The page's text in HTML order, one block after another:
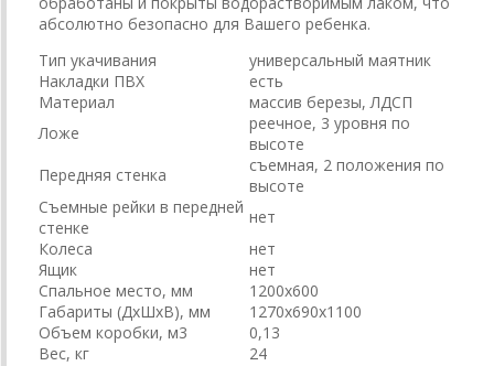
абсолютно безопасно для Вашего ребенка.
Тип укачивания
универсальный маятник
Накладки ПВХ
есть
Материал
массив березы, ЛДСП
Ложе
реечное, 3 уровня по
высоте
Передняя стенка
съемная, 2 положения по
высоте
Съемные рейки в передней
стенке
нет
Колеса
нет
Ящик
нет
Спальное место, мм
1200х600
Габариты (ДхШхВ), мм
1270х690х1100
Объем коробки, м3
0,13
Вес, кг
24